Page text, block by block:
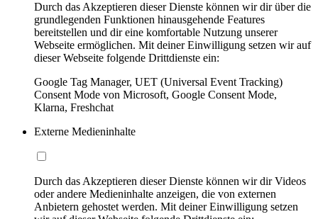
Durch das Akzeptieren dieser Dienste können wir dir über die
grundlegenden Funktionen hinausgehende Features
bereitstellen und dir eine komfortable Nutzung unserer
Webseite ermöglichen. Mit deiner Einwilligung setzen wir auf
dieser Webseite folgende Drittdienste ein:
Google Tag Manager, UET (Universal Event Tracking)
Consent Mode von Microsoft, Google Consent Mode,
Klarna, Freshchat
Externe Medieninhalte
Durch das Akzeptieren dieser Dienste können wir dir Videos
oder andere Medieninhalte anzeigen, die von externen
Anbietern gehostet werden. Mit deiner Einwilligung setzen